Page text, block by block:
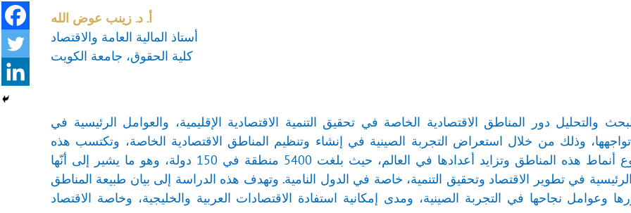
أ. د. زينب عوض الله
أستاذ المالية العامة والاقتصاد
كلية الحقوق، جامعة الكويت
والتحليل دور المناطق الاقتصادية الخاصة في تحقيق التنمية الاقتصادية الإقليمية، والعوامل الرئيسية في
تواجهها، وذلك من خلال استعراض التجربة الصينية في إنشاء وتنظيم المناطق الاقتصادية الخاصة، وتكتسب هذه
الدراسة أهميتها من تنوع أنماط هذه المناطق وتزايد أعدادها في العالم، حيث بلغت 5400 منطقة في 150 دولة، وهو ما يشير إلى أنّها
في تطوير الاقتصاد وتحقيق التنمية، خاصة في الدول النامية. وتهدف هذه الدراسة إلى بيان طبيعة المناطق
وعوامل نجاحها في التجربة الصينية، ومدى إمكانية استفادة الاقتصادات العربية والخليجية، وخاصة الاقتصاد